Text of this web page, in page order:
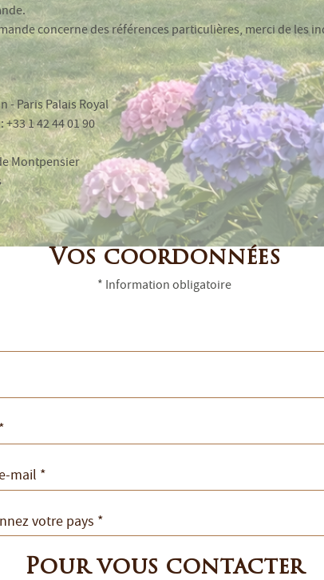
concerne des références particulières, merci de les
- Paris Palais Royal
1 42 44 01 90
Montpensier
Vos coordonnées
* Information obligatoire
Pour vous contacter